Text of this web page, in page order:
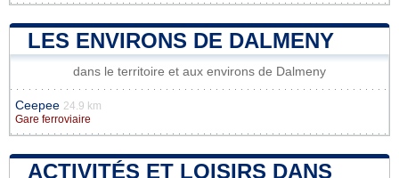
LES ENVIRONS DE DALMENY
dans le territoire et aux environs de Dalmeny
Ceepee 24.9 km
Gare ferroviaire
ACTIVITÉS ET LOISIRS DANS